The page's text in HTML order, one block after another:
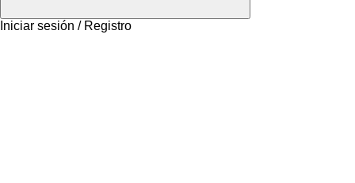
Iniciar sesión / Registro